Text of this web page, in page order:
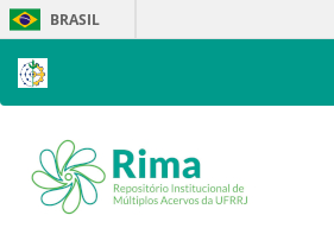
Skip
navigation
BRASIL